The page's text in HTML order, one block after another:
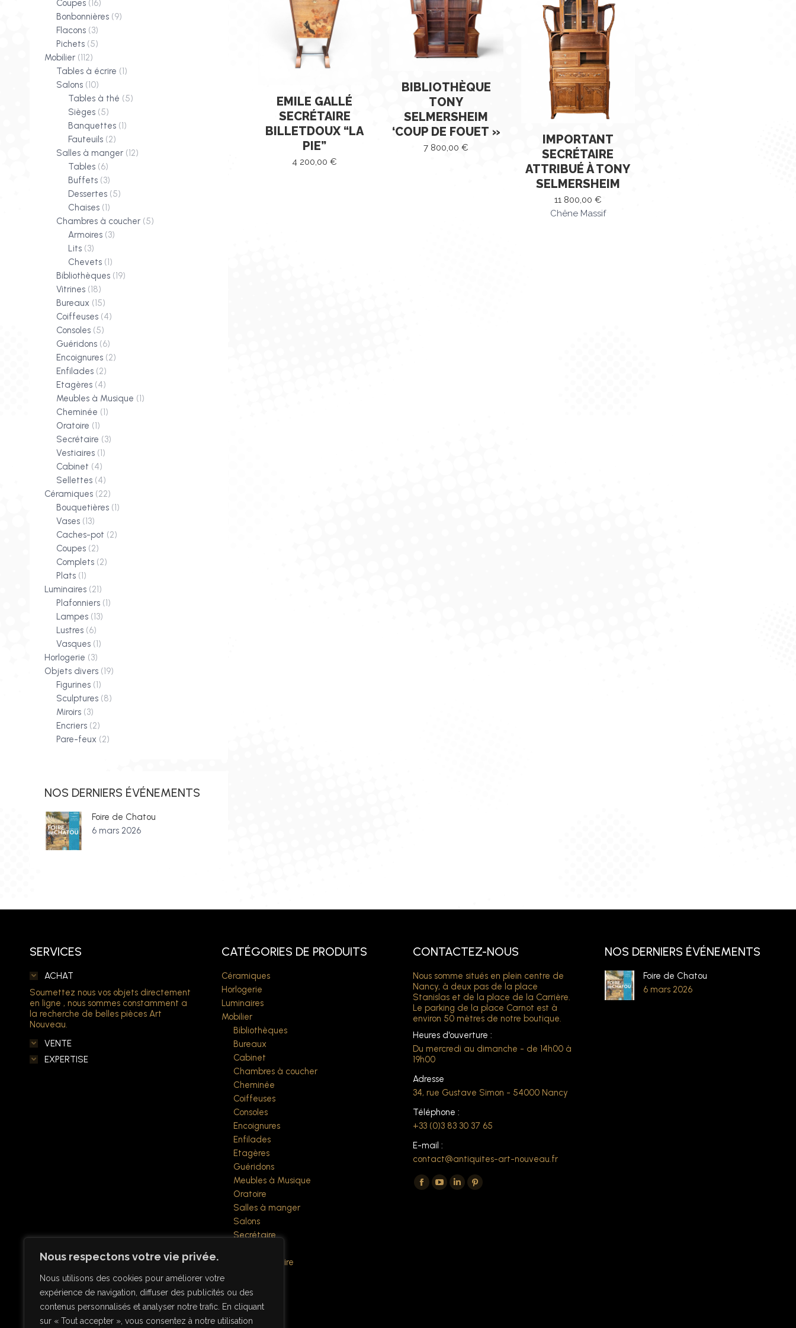
Nous respectons votre vie privée.
Nous utilisons des cookies pour améliorer votre
expérience de navigation, diffuser des publicités ou des
contenus personnalisés et analyser notre trafic. En cliquant
sur « Tout accepter », vous consentez à notre utilisation
EMILE GALLÉ
SECRÉTAIRE
BILLETDOUX “LA
PIE”
4 200,00€
BIBLIOTHÈQUE
TONY
SELMERSHEIM
‘COUP DE FOUET »
7 800,00€
IMPORTANT
SECRÉTAIRE
ATTRIBUÉ À TONY
SELMERSHEIM
11 800,00 €
Chêne Massif
Coupes (16)
Bonbonnières (9)
Flacons (3)
Pichets (5)
Mobilier (112)
Tables à écrire (1)
Salons (10)
Tables à thé (5)
Sièges (5)
Banquettes (1)
Fauteuils (2)
Salles à manger (12)
Tables (6)
Buffets (3)
Dessertes (5)
Chaises (1)
Chambres à coucher (5)
Armoires (3)
Lits (3)
Chevets (1)
Bibliothèques (19)
Vitrines (18)
Bureaux (15)
Coiffeuses (4)
Consoles (5)
Guéridons (6)
Encoignures (2)
Enfilades (2)
Etagères (4)
Meubles à Musique (1)
Cheminée (1)
Oratoire (1)
Secrétaire (3)
Vestiaires (1)
Cabinet (4)
Sellettes (4)
Céramiques (22)
Bouquetières (1)
Vases (13)
Caches-pot (2)
Coupes (2)
Complets (2)
Plats (1)
Luminaires (21)
Plafonniers (1)
Lampes (13)
Lustres (6)
Vasques (1)
Horlogerie (3)
Objets divers (19)
Figurines (1)
Sculptures (8)
Miroirs (3)
Encriers (2)
Pare-feux (2)
NOS DERNIERS ÉVÉNEMENTS
Foire de Chatou
6 mars 2026
SERVICES
ACHAT
Soumettez nous vos objets directement
en ligne , nous sommes constamment a
la recherche de belles pièces Art
Nouveau.
VENTE
EXPERTISE
CATÉGORIES DE PRODUITS
Céramiques
Horlogerie
Luminaires
Mobilier
Bibliothèques
Bureaux
Cabinet
Chambres à coucher
Cheminée
Coiffeuses
Consoles
Encoignures
Enfilades
Etagères
Guéridons
Meubles à Musique
Oratoire
Salles à manger
Salons
Secrétaire
Tables à écrire
Vitrines
Objets divers
Verrerie
CONTACTEZ-NOUS
Nous somme situés en plein centre de
Nancy, à deux pas de la place
Stanislas et de la place de la Carrière.
Le parking de la place Carnot est à
environ 50 mètres de notre boutique.
Heures d'ouverture :
Du mercredi au dimanche - de 14h00 à
19h00
Adresse
34, rue Gustave Simon - 54000 Nancy
Téléphone :
+33 (0)3 83 30 37 65
E-mail :
contact@antiquites-art-nouveau.fr
Trouvez nous sur :
La
La
La
La
NOS DERNIERS ÉVÉNEMENTS
Foire de Chatou
6 mars 2026